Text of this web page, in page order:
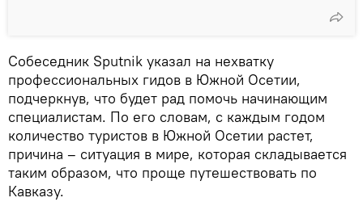
Собеседник Sputnik указал на нехватку
профессиональных гидов в Южной Осетии,
подчеркнув, что будет рад помочь начинающим
специалистам. По его словам, с каждым годом
количество туристов в Южной Осетии растет,
причина – ситуация в мире, которая складывается
таким образом, что проще путешествовать по
Кавказу.